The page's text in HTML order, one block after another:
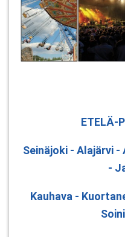
ETELÄ-
Seinäjoki - Alajärvi -
-
Kauhava -